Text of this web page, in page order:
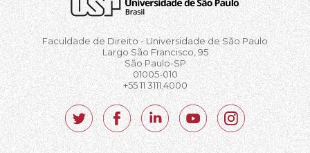
Faculdade de Direito - Universidade de São Paulo
Largo São Francisco, 95
São Paulo-SP
01005-010
+55 11 3111.4000